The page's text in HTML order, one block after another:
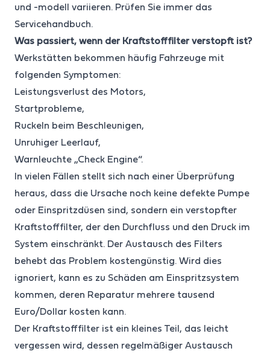
und -modell variieren. Prüfen Sie immer das
Servicehandbuch.
Was passiert, wenn der Kraftstofffilter verstopft ist?
Werkstätten bekommen häufig Fahrzeuge mit
folgenden Symptomen:
Leistungsverlust des Motors,
Startprobleme,
Ruckeln beim Beschleunigen,
Unruhiger Leerlauf,
Warnleuchte „Check Engine“.
In vielen Fällen stellt sich nach einer Überprüfung
heraus, dass die Ursache noch keine defekte Pumpe
oder Einspritzdüsen sind, sondern ein verstopfter
Kraftstofffilter, der den Durchfluss und den Druck im
System einschränkt. Der Austausch des Filters
behebt das Problem kostengünstig. Wird dies
ignoriert, kann es zu Schäden am Einspritzsystem
kommen, deren Reparatur mehrere tausend
Euro/Dollar kosten kann.
Der Kraftstofffilter ist ein kleines Teil, das leicht
vergessen wird, dessen regelmäßiger Austausch